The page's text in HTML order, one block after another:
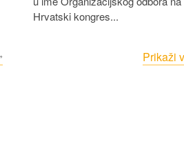
Hrvatski kongres...
Prikaži